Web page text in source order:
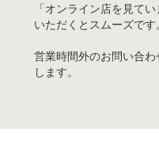
「オンライン店を見て
いただくとスムーズです
営業時間外のお問い合
します。